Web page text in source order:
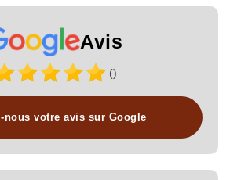
Avis
()
nous votre avis sur Google